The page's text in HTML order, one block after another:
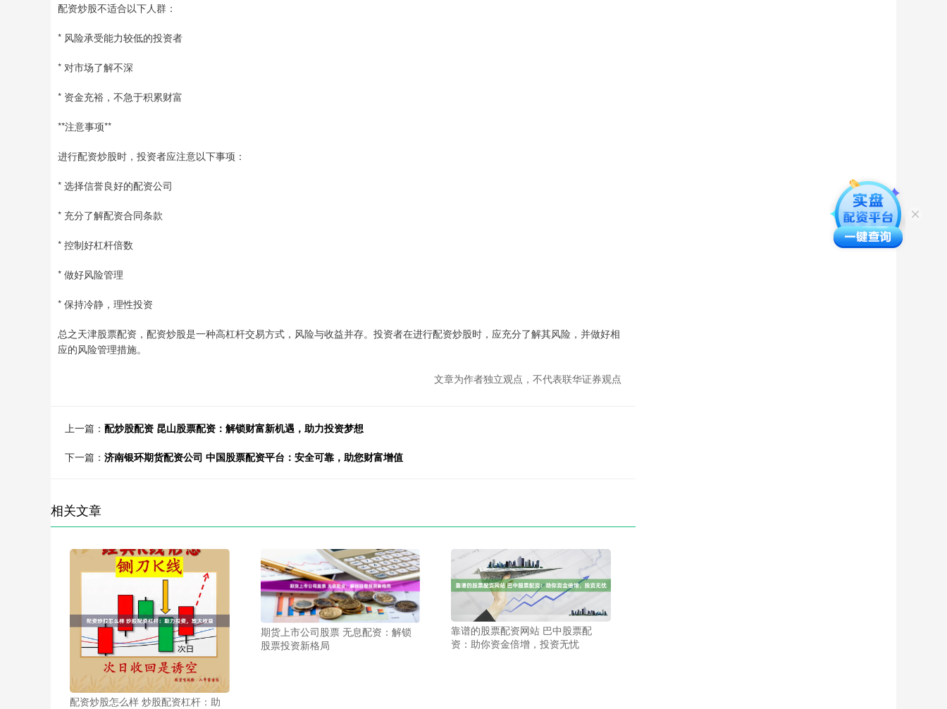
配资炒股不适合以下人群：
* 风险承受能力较低的投资者
* 对市场了解不深
* 资金充裕，不急于积累财富
**注意事项**
进行配资炒股时，投资者应注意以下事项：
* 选择信誉良好的配资公司
* 充分了解配资合同条款
* 控制好杠杆倍数
* 做好风险管理
* 保持冷静，理性投资
总之天津股票配资，配资炒股是一种高杠杆交易方式，风险与收益并存。投资者在进行配资炒股时，应充分了解其风险，并做好相
应的风险管理措施。
文章为作者独立观点，不代表联华证券观点
上一篇： 配炒股配资 昆山股票配资：解锁财富新机遇，助力投资梦想
下一篇： 济南银环期货配资公司 中国股票配资平台：安全可靠，助您财富增值
相关文章
配资炒股怎么样 炒股配资杠杆：助
期货上市公司股票 无息配资：解锁
股票投资新格局
靠谱的股票配资网站 巴中股票配
资：助你资金倍增，投资无忧